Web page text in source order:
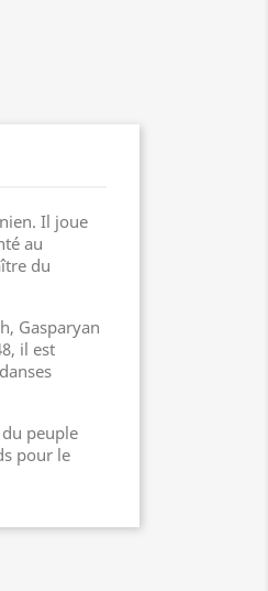
Il joue
au
du
Gasparyan
il est
peuple
pour le